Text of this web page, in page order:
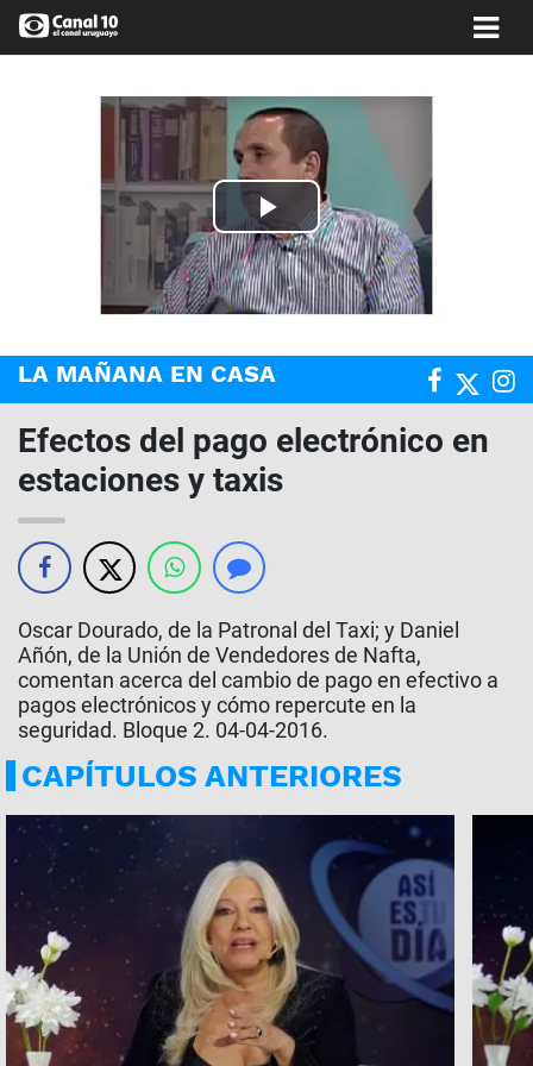
Play
Video
LA MAÑANA EN CASA
Efectos del pago electrónico en
estaciones y taxis
Oscar Dourado, de la Patronal del Taxi; y Daniel
Añón, de la Unión de Vendedores de Nafta,
comentan acerca del cambio de pago en efectivo a
pagos electrónicos y cómo repercute en la
seguridad. Bloque 2. 04-04-2016.
CAPÍTULOS ANTERIORES